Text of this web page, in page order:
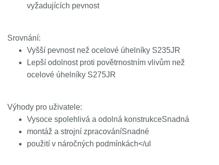
vyžadujících pevnost
Srovnání:
Vyšší pevnost než ocelové úhelníky S235JR
Lepší odolnost proti povětrnostním vlivům než
ocelové úhelníky S275JR
Výhody pro uživatele:
Vysoce spolehlivá a odolná konstrukceSnadná
montáž a strojní zpracováníSnadné
použití v náročných podmínkách</ul